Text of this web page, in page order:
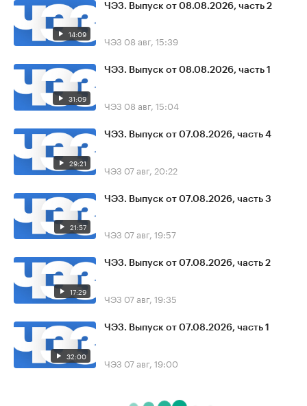
14:09
ЧЭЗ. Выпуск от 08.08.2026, часть 2
ЧЭЗ 08 авг, 15:39
31:09
ЧЭЗ. Выпуск от 08.08.2026, часть 1
ЧЭЗ 08 авг, 15:04
29:21
ЧЭЗ. Выпуск от 07.08.2026, часть 4
ЧЭЗ 07 авг, 20:22
21:57
ЧЭЗ. Выпуск от 07.08.2026, часть 3
ЧЭЗ 07 авг, 19:57
17:29
ЧЭЗ. Выпуск от 07.08.2026, часть 2
ЧЭЗ 07 авг, 19:35
32:00
ЧЭЗ. Выпуск от 07.08.2026, часть 1
ЧЭЗ 07 авг, 19:00